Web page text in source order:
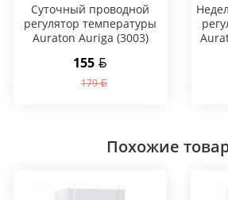
Суточный проводной
регулятор температуры
Auraton Auriga (3003)
155
179
Похожие